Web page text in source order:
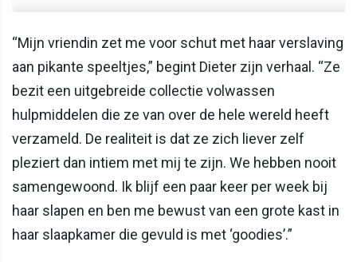
“Mijn vriendin zet me voor schut met haar verslaving
aan pikante speeltjes,” begint Dieter zijn verhaal. “Ze
bezit een uitgebreide collectie volwassen
hulpmiddelen die ze van over de hele wereld heeft
verzameld. De realiteit is dat ze zich liever zelf
pleziert dan intiem met mij te zijn. We hebben nooit
samengewoond. Ik blijf een paar keer per week bij
haar slapen en ben me bewust van een grote kast in
haar slaapkamer die gevuld is met ‘goodies’.”